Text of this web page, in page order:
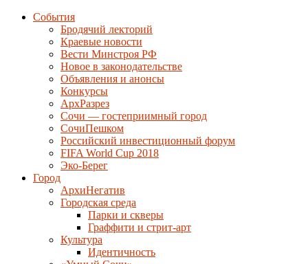
События
Бродячий лекторий
Краевые новости
Вести Минстроя РФ
Новое в законодательстве
Объявления и анонсы
Конкурсы
АрхРазрез
Сочи — гостеприимный город
СочиПешком
Российский инвестиционный форум
FIFA World Cup 2018
Эко-Берег
Город
АрхиНегатив
Городская среда
Парки и скверы
Граффити и стрит-арт
Культура
Идентичность